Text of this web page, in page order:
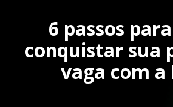
6 passos
conquistar sua
vaga com a